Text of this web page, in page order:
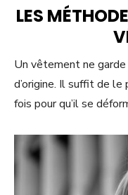
LES
Un vêtement ne
d’origine. Il suffit de le
fois pour qu’il se